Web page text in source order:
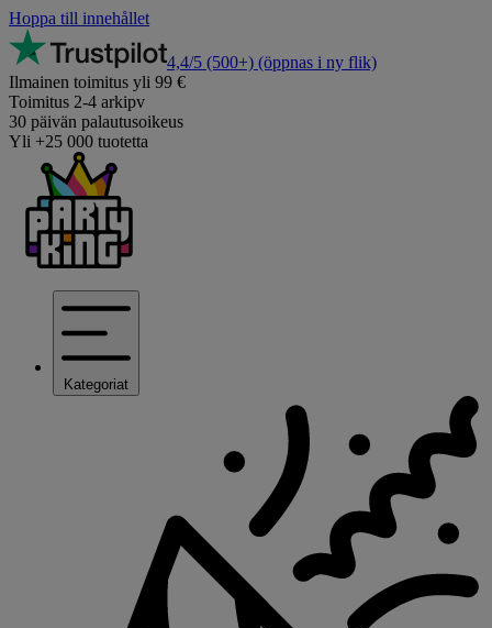
Hoppa till innehållet
4,4/5 (500+) (öppnas i ny flik)
Ilmainen toimitus yli 99 €
Toimitus 2-4 arkipv
30 päivän palautusoikeus
Yli +25 000 tuotetta
Kategoriat